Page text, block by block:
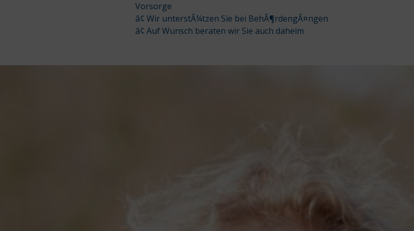
Vorsorge
â¢ Wir unterstÃ¼tzen Sie bei BehÃ¶rdengÃ¤ngen
â¢ Auf Wunsch beraten wir Sie auch daheim